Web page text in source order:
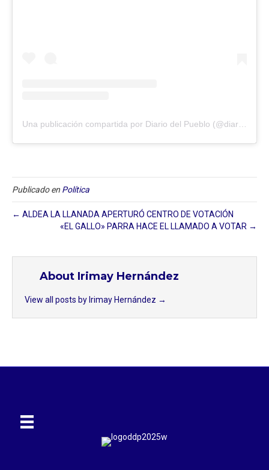
Publicado en Política
← ALDEA LA LLANADA APERTURÓ CENTRO DE VOTACIÓN
«EL GALLO» PARRA HACE EL LLAMADO A VOTAR →
About Irimay Hernández
View all posts by Irimay Hernández →